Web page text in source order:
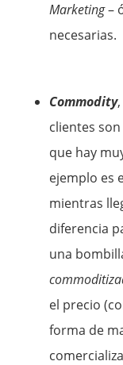
Marketing–
necesarias.
Commodity
clientes
que hay
ejemplo es
mientras
diferencia
una
el precio
forma de